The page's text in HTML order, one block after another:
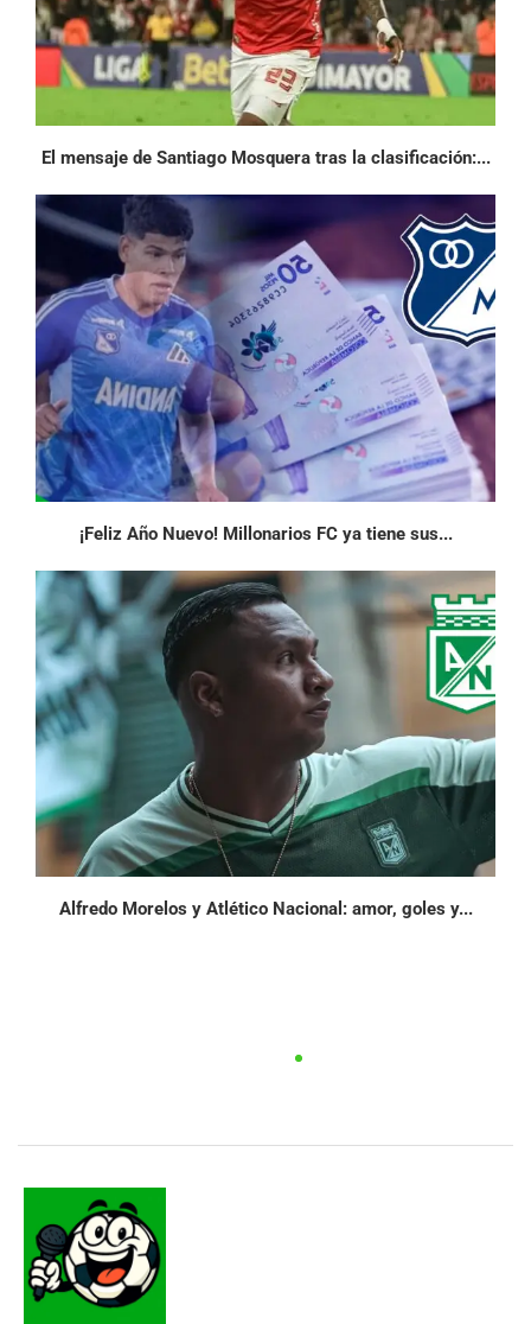
El mensaje de Santiago Mosquera tras la clasificación:...
¡Feliz Año Nuevo! Millonarios FC ya tiene sus...
Alfredo Morelos y Atlético Nacional: amor, goles y...